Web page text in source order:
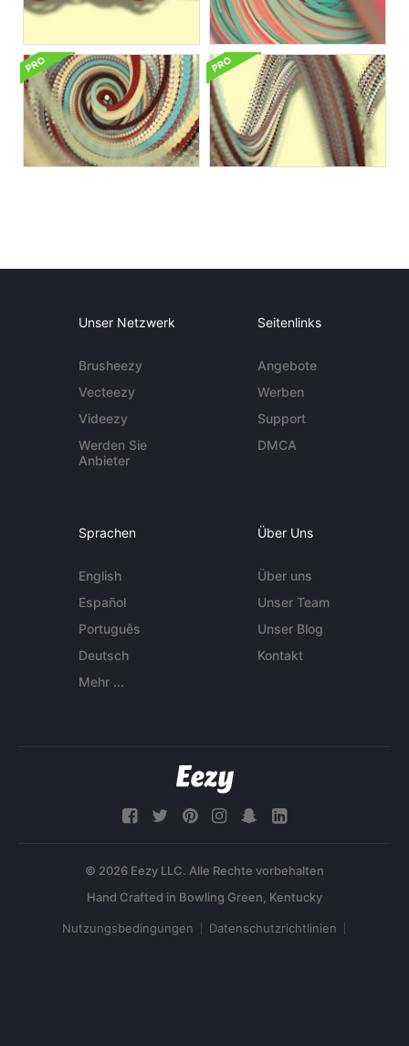
Unser Netzwerk
Brusheezy
Vecteezy
Videezy
Werden Sie
Anbieter
Seitenlinks
Angebote
Werben
Support
DMCA
Sprachen
English
Español
Português
Deutsch
Mehr ...
Über Uns
Über uns
Unser Team
Unser Blog
Kontakt
© 2026 Eezy LLC. Alle Rechte vorbehalten
Nutzungsbedingungen Datenschutzrichtlinien